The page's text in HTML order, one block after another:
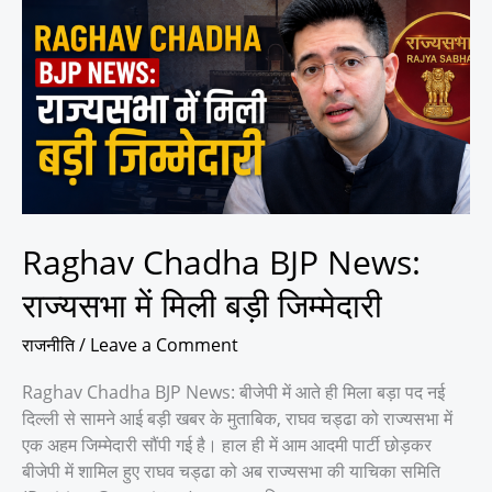
Raghav Chadha BJP News:
राज्यसभा में मिली बड़ी जिम्मेदारी
राजनीति/ Leave a Comment
Raghav Chadha BJP News: बीजेपी में आते ही मिला बड़ा पद नई
दिल्ली से सामने आई बड़ी खबर के मुताबिक, राघव चड्ढा को राज्यसभा में
एक अहम जिम्मेदारी सौंपी गई है। हाल ही में आम आदमी पार्टी छोड़कर
बीजेपी में शामिल हुए राघव चड्ढा को अब राज्यसभा की याचिका समिति
BJP
News:
राज्यसभा
मिली
बड़ी
जिम्मेदारी